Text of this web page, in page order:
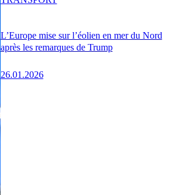
L’Europe mise sur l’éolien en mer du Nord
après les remarques de Trump
26.01.2026